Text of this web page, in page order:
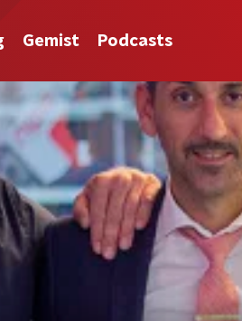
Gemist Podcasts